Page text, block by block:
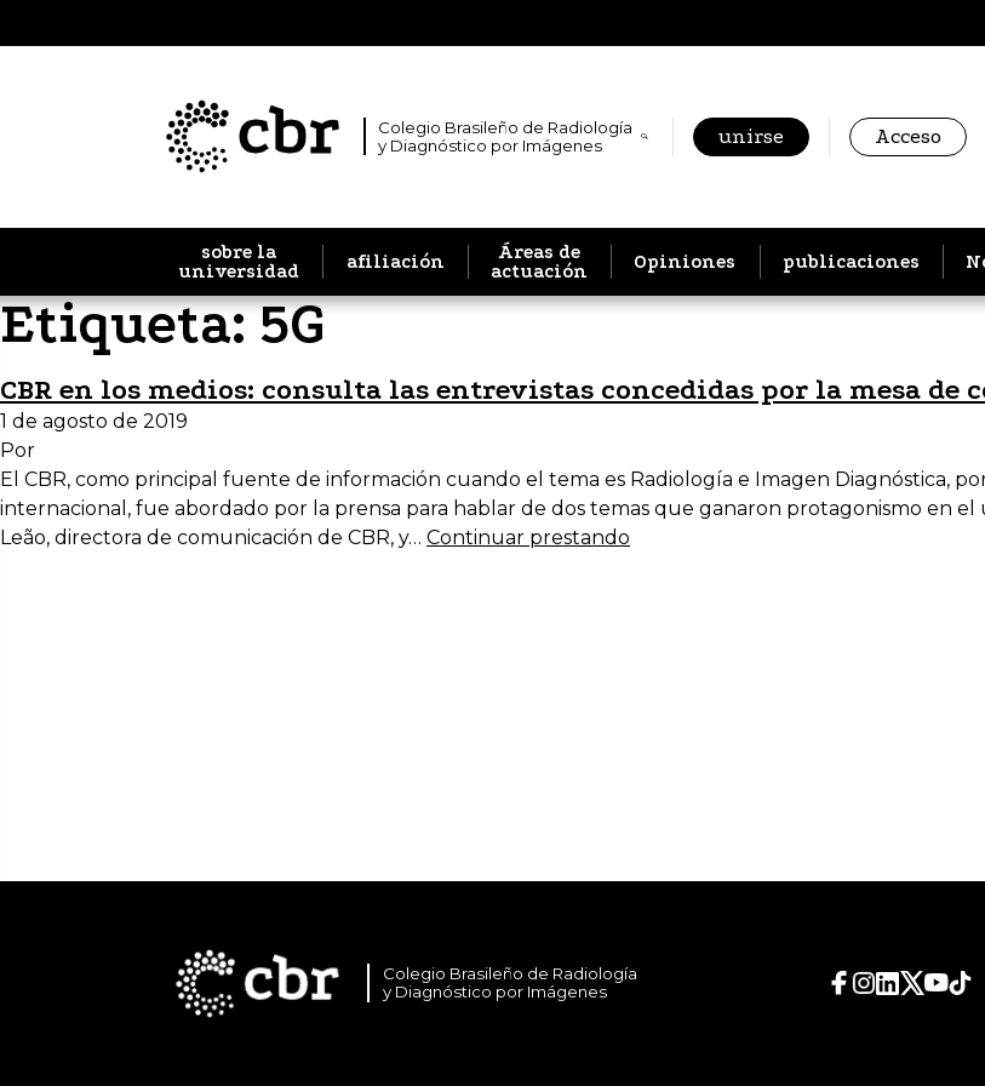
Colegio Brasileño de Radiología
y Diagnóstico por Imágenes
unirse Acceso
sobre la
universidad
afiliación
Áreas de
actuación
Opiniones publicaciones
Etiqueta:5G
CBR en los medios: consulta las entrevistas concedidas por la mesa de
1 de agosto de 2019
Por
El CBR, como principal fuente de información cuando el tema es Radiología e Imagen Diagnóstica,
internacional, fue abordado por la prensa para hablar de dos temas que ganaron protagonismo en
Leão, directora de comunicación de CBR, y… Continuar prestando
Colegio Brasileño de Radiología
y Diagnóstico por Imágenes